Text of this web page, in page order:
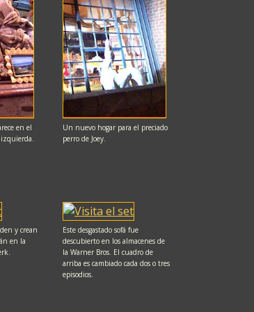
en el
izquierda.
Un nuevo hogar para el preciado
perro de Joey.
y crean
en la
Este desgastado sofá fue
descubierto en los almacenes de
la Warner Bros. El cuadro de
arriba es cambiado cada dos o tres
episodios.